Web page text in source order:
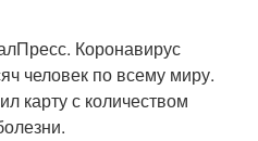
Коронавирус
человек по всему миру.
карту с количеством